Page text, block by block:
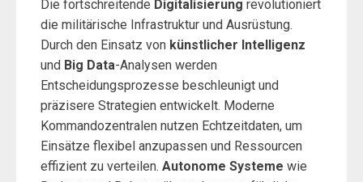
Die fortschreitende Digitalisierung revolutioniert
die militärische Infrastruktur und Ausrüstung.
Durch den Einsatz von künstlicher Intelligenz
und Big Data-Analysen werden
Entscheidungsprozesse beschleunigt und
präzisere Strategien entwickelt. Moderne
Kommandozentralen nutzen Echtzeitdaten, um
Einsätze flexibel anzupassen und Ressourcen
effizient zu verteilen. Autonome Systeme wie